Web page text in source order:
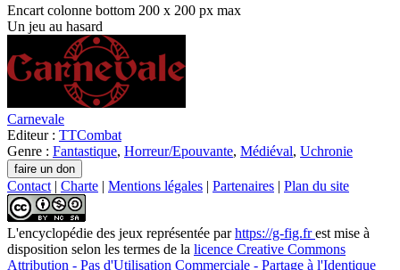
Encart colonne bottom 200 x 200 px max
Un jeu au hasard
Carnevale
Editeur : TTCombat
Genre : Fantastique, Horreur/Epouvante, Médiéval, Uchronie
Contact | Charte | Mentions légales | Partenaires | Plan du site
L'encyclopédie des jeux représentée parhttps://g-fig.frest mise à
disposition selon les termes de la licence Creative Commons
Attribution - Pas d'Utilisation Commerciale - Partage à l'Identique